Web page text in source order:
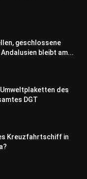
geschlossene
bleibt am...
des
DGT
Kreuzfahrtschiff in